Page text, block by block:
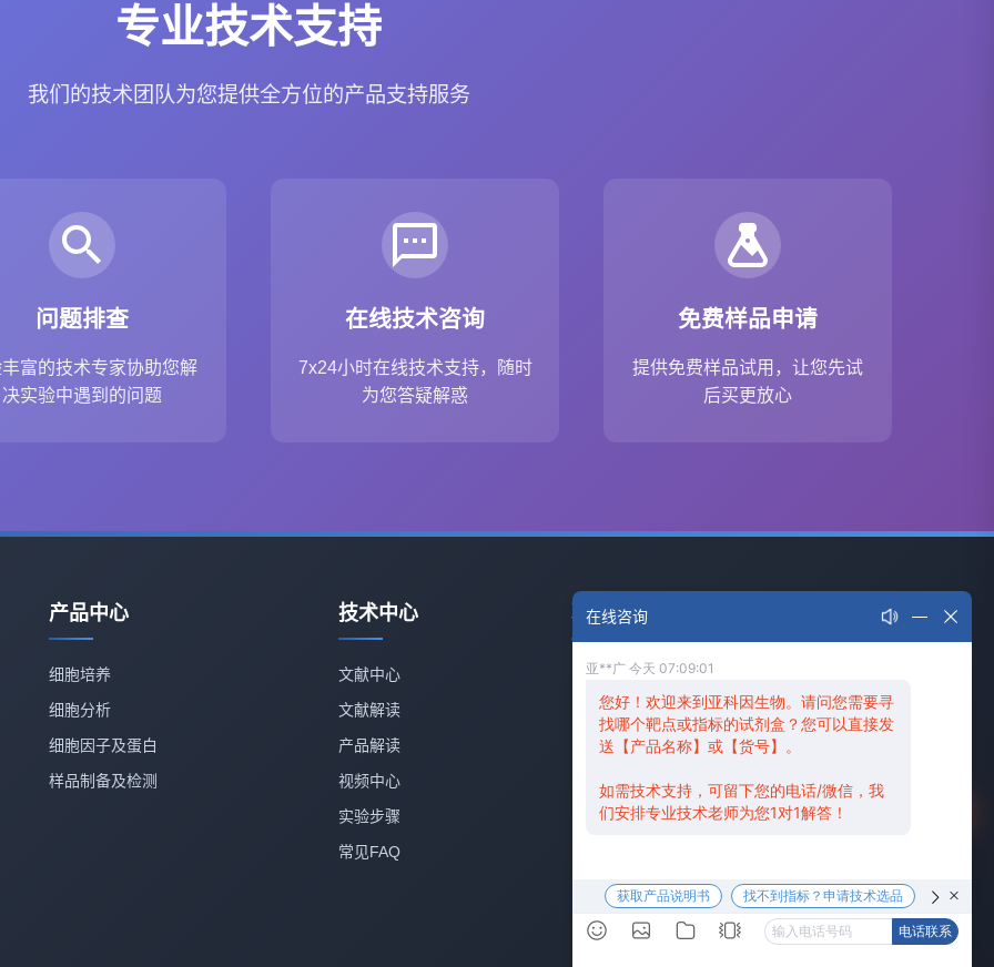
专业技术支持
我们的技术团队为您提供全方位的产品支持服务
问题排查
富的技术专家协助您解
决实验中遇到的问题
在线技术咨询
7x24小时在线技术支持，随时
为您答疑解惑
免费样品申请
提供免费样品试用，让您先试
后买更放心
产品中心
细胞培养
细胞分析
细胞因子及蛋白
样品制备及检测
技术中心
文献中心
文献解读
产品解读
视频中心
实验步骤
常见FAQ
联系我们
📞 全国服务热线： 400-6800-830
订购邮箱： service@abbkine.com
工作时间：周一至周五 8:30-17:30
技术支持
在线咨询